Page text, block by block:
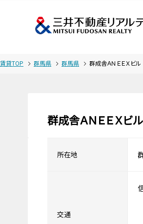
貸TOP 群馬県 群馬県 群成舎ＡＮＥＥＸビル
群成舎ＡＮＥＥＸビル
所在地
交通